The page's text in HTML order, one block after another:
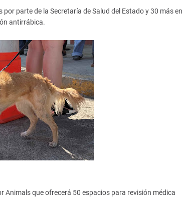
parte de la Secretaría de Salud del Estado y 30 más en
antirrábica.
que ofrecerá 50 espacios para revisión médica